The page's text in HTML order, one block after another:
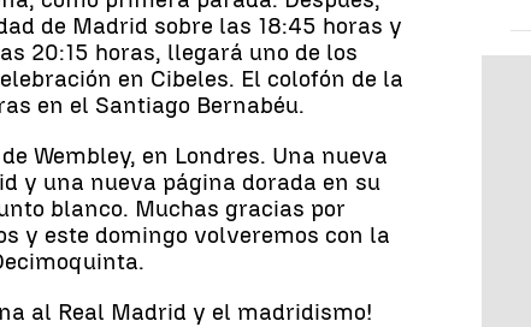
de Madrid sobre las 18:45 horas y
20:15 horas, llegará uno de los
en Cibeles. El colofón de la
en el Santiago Bernabéu.
Wembley, en Londres. Una nueva
y una nueva página dorada en su
blanco. Muchas gracias por
y este domingo volveremos con la
al Real Madrid y el madridismo!